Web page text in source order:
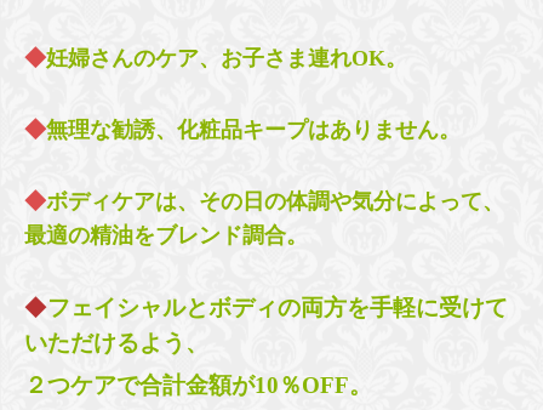
◆妊婦さんのケア、お子さま連れOK。
◆無理な勧誘、化粧品キープはありません。
◆ボディケアは、その日の体調や気分によって、
最適の精油をブレンド調合。
◆フェイシャルとボディの両方を手軽に受けて
いただけるよう、
２つケアで合計金額が10％OFF。